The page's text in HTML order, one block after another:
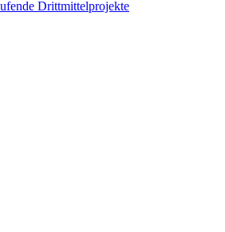
Drittmittelprojekte